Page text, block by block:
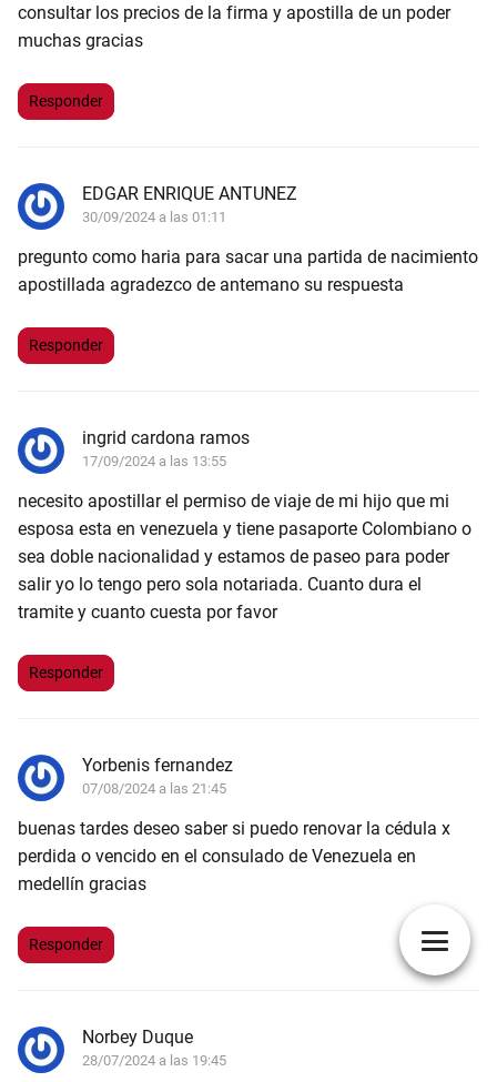
consultar los precios de la firma y apostilla de un poder
muchas gracias
Responder
EDGAR ENRIQUE ANTUNEZ
30/09/2024 a las 01:11
pregunto como haria para sacar una partida de nacimiento
apostillada agradezco de antemano su respuesta
Responder
ingrid cardona ramos
17/09/2024 a las 13:55
necesito apostillar el permiso de viaje de mi hijo que mi
esposa esta en venezuela y tiene pasaporte Colombiano o
sea doble nacionalidad y estamos de paseo para poder
salir yo lo tengo pero sola notariada. Cuanto dura el
tramite y cuanto cuesta por favor
Responder
Yorbenis fernandez
07/08/2024 a las 21:45
buenas tardes deseo saber si puedo renovar la cédula x
perdida o vencido en el consulado de Venezuela en
medellín gracias
Responder
Norbey Duque
28/07/2024 a las 19:45